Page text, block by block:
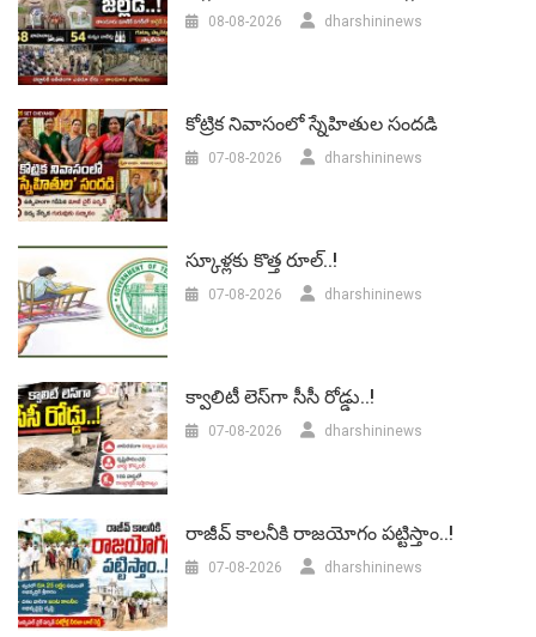
08-08-2026 dharshininews
కోట్రిక నివాసంలో స్నేహితుల సందడి
07-08-2026 dharshininews
స్కూళ్లకు కొత్త రూల్..!
07-08-2026 dharshininews
క్వాలిటీ లెస్‌గా సీసీ రోడ్డు..!
07-08-2026 dharshininews
రాజీవ్ కాలనీకి రాజయోగం పట్టిస్తాం..!
07-08-2026 dharshininews